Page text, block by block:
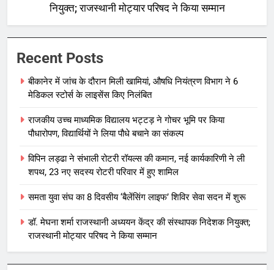
नियुक्त; राजस्थानी मोट्यार परिषद ने किया सम्मान
Recent Posts
बीकानेर में जांच के दौरान मिली खामियां, औषधि नियंत्रण विभाग ने 6
मेडिकल स्टोर्स के लाइसेंस किए निलंबित
राजकीय उच्च माध्यमिक विद्यालय भट्टड़ ने गोचर भूमि पर किया
पौधारोपण, विद्यार्थियों ने लिया पौधे बचाने का संकल्प
विपिन लड्ढा ने संभाली रोटरी रॉयल्स की कमान, नई कार्यकारिणी ने ली
शपथ, 23 नए सदस्य रोटरी परिवार में हुए शामिल
समता युवा संघ का 8 दिवसीय ‘बैलेंसिंग लाइफ’ शिविर सेवा सदन में शुरू
डॉ. मेघना शर्मा राजस्थानी अध्ययन केंद्र की संस्थापक निदेशक नियुक्त;
राजस्थानी मोट्यार परिषद ने किया सम्मान